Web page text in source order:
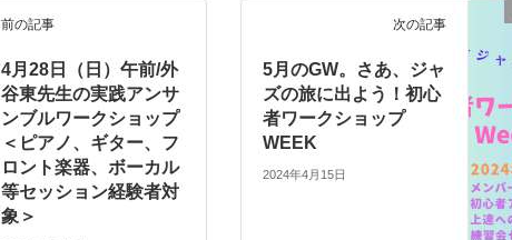
前の記事
4月28日（日）午前/外
谷東先生の実践アンサ
ンブルワークショップ
＜ピアノ、ギター、フ
ロント楽器、ボーカル
等セッション経験者対
象＞
次の記事
5月のGW。さあ、ジャ
ズの旅に出よう！初心
者ワークショップ
WEEK
2024年4月15日